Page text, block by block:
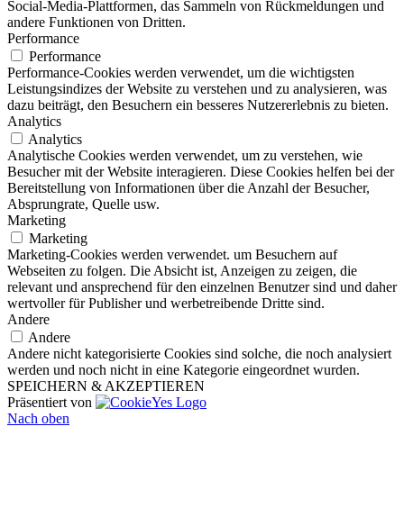
Social-Media-Plattformen, das Sammeln von Rückmeldungen und
andere Funktionen von Dritten.
Performance
Performance
Performance-Cookies werden verwendet, um die wichtigsten
Leistungsindizes der Website zu verstehen und zu analysieren, was
dazu beiträgt, den Besuchern ein besseres Nutzererlebnis zu bieten.
Analytics
Analytics
Analytische Cookies werden verwendet, um zu verstehen, wie
Besucher mit der Website interagieren. Diese Cookies helfen bei der
Bereitstellung von Informationen über die Anzahl der Besucher,
Absprungrate, Quelle usw.
Marketing
Marketing
Marketing-Cookies werden verwendet. um Besuchern auf
Webseiten zu folgen. Die Absicht ist, Anzeigen zu zeigen, die
relevant und ansprechend für den einzelnen Benutzer sind und daher
wertvoller für Publisher und werbetreibende Dritte sind.
Andere
Andere
Andere nicht kategorisierte Cookies sind solche, die noch analysiert
werden und noch nicht in eine Kategorie eingeordnet wurden.
SPEICHERN & AKZEPTIEREN
Präsentiert von
Nach oben